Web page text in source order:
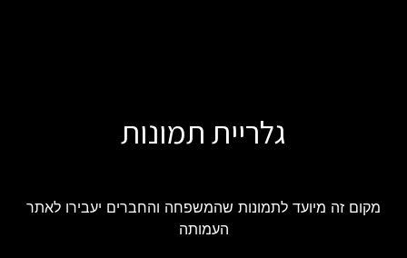
גלריית תמונות
מקום זה מיועד לתמונות שהמשפחה והחברים יעבירו לאתר
העמותה